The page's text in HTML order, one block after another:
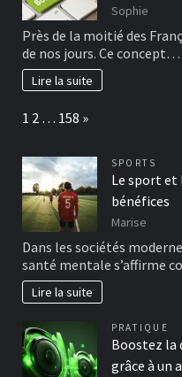
Sophie
Près de la moitié des
de nos jours. Ce concept…
Lire la suite
Page:
1 2 … 158 Next
»
SPORTS
Le sport et
bénéfices
Marise
Dans les sociétés
santé mentale s’affirme
Lire la suite
PRATIQUE
Boostez la
grâce à un